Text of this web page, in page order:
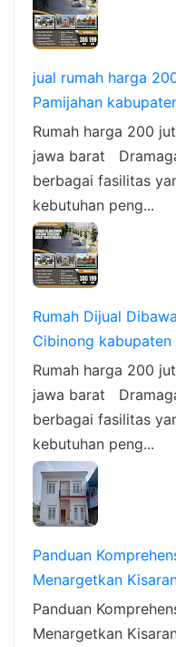
jual rumah harga
Pamijahan
Rumah harga 200
jawa barat
berbagai fasilitas
kebutuhan peng...
Rumah Dijual
Cibinong
Rumah harga 200
jawa barat
berbagai fasilitas
kebutuhan peng...
Panduan
Menargetkan
Panduan
Menargetkan